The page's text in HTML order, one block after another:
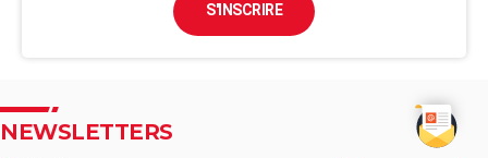
S'INSCRIRE
NEWSLETTERS